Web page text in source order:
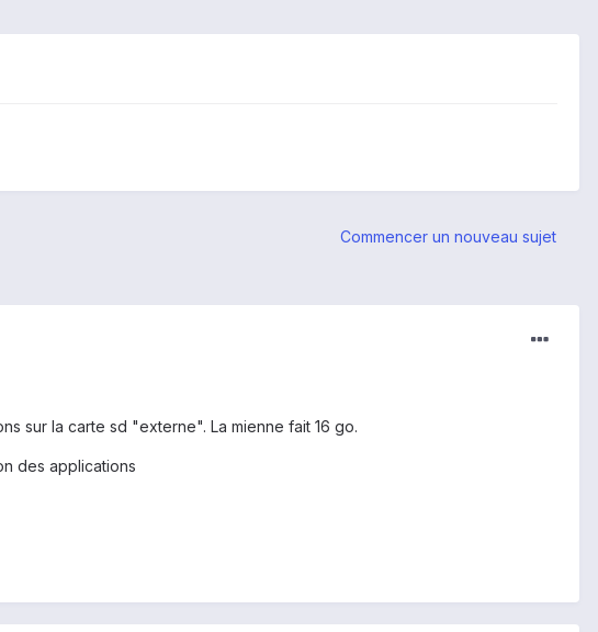
Commencer un nouveau sujet
sur la carte sd "externe". La mienne fait 16 go.
des applications